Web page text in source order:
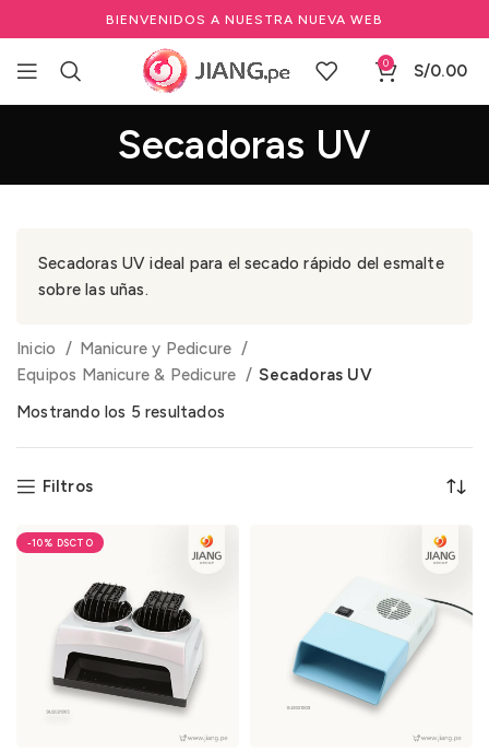
BIENVENIDOS A NUESTRA NUEVA WEB
0 S/0.00
Secadoras UV
Secadoras UV ideal para el secado rápido del esmalte
sobre las uñas.
Inicio
Manicure y Pedicure
Equipos Manicure & Pedicure
Secadoras UV
Mostrando los 5 resultados
Filtros
-10%